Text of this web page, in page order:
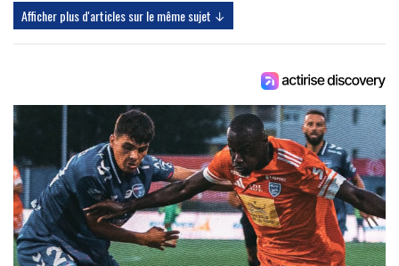
Afficher plus d'articles sur le même sujet ↓